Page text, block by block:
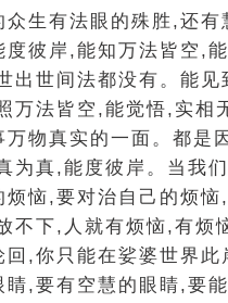
众生有法眼的殊胜,还有
度彼岸,能知万法皆空,
出世间法都没有。能见
万法皆空,能觉悟,实相
万物真实的一面。都是
为真,能度彼岸。当我
烦恼,要对治自己的烦
不下,人就有烦恼,有烦
回,你只能在娑婆世界此
睛,要有空慧的眼睛,要